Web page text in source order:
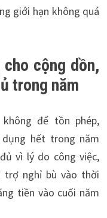
giới hạn không quá
cộng dồn,
trong năm
để tồn phép,
hết trong năm
vì lý do công việc,
trợ nghỉ bù vào thời
tiền vào cuối năm